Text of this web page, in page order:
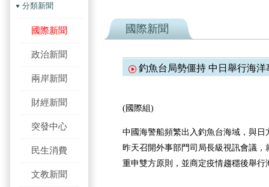
分類新聞
國際新聞
政治新聞
兩岸新聞
財經新聞
突發中心
民生消費
文教新聞
國際新聞
釣魚台局勢僵持 中日舉行海洋
(國際組)
中國海警船頻繁出入釣魚台海域，與
昨天召開外事部門司局長級視訊會議
重申雙方原則，並商定疫情趨穩後舉行